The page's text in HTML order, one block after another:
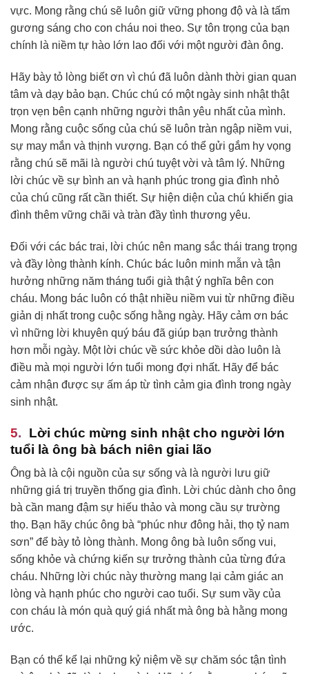
vực. Mong rằng chú sẽ luôn giữ vững phong độ và là tấm
gương sáng cho con cháu noi theo. Sự tôn trọng của bạn
chính là niềm tự hào lớn lao đối với một người đàn ông.
Hãy bày tỏ lòng biết ơn vì chú đã luôn dành thời gian quan
tâm và dạy bảo bạn. Chúc chú có một ngày sinh nhật thật
trọn vẹn bên cạnh những người thân yêu nhất của mình.
Mong rằng cuộc sống của chú sẽ luôn tràn ngập niềm vui,
sự may mắn và thịnh vượng. Bạn có thể gửi gắm hy vọng
rằng chú sẽ mãi là người chú tuyệt vời và tâm lý. Những
lời chúc về sự bình an và hạnh phúc trong gia đình nhỏ
của chú cũng rất cần thiết. Sự hiện diện của chú khiến gia
đình thêm vững chãi và tràn đầy tình thương yêu.
Đối với các bác trai, lời chúc nên mang sắc thái trang trọng
và đầy lòng thành kính. Chúc bác luôn minh mẫn và tận
hưởng những năm tháng tuổi già thật ý nghĩa bên con
cháu. Mong bác luôn có thật nhiều niềm vui từ những điều
giản dị nhất trong cuộc sống hằng ngày. Hãy cảm ơn bác
vì những lời khuyên quý báu đã giúp bạn trưởng thành
hơn mỗi ngày. Một lời chúc về sức khỏe dồi dào luôn là
điều mà mọi người lớn tuổi mong đợi nhất. Hãy để bác
cảm nhận được sự ấm áp từ tình cảm gia đình trong ngày
sinh nhật.
Lời chúc mừng sinh nhật cho người lớn
tuổi là ông bà bách niên giai lão
Ông bà là cội nguồn của sự sống và là người lưu giữ
những giá trị truyền thống gia đình. Lời chúc dành cho ông
bà cần mang đậm sự hiếu thảo và mong cầu sự trường
thọ. Bạn hãy chúc ông bà “phúc như đông hải, thọ tỷ nam
sơn” để bày tỏ lòng thành. Mong ông bà luôn sống vui,
sống khỏe và chứng kiến sự trưởng thành của từng đứa
cháu. Những lời chúc này thường mang lại cảm giác an
lòng và hạnh phúc cho người cao tuổi. Sự sum vầy của
con cháu là món quà quý giá nhất mà ông bà hằng mong
ước.
Bạn có thể kể lại những kỷ niệm về sự chăm sóc tận tình